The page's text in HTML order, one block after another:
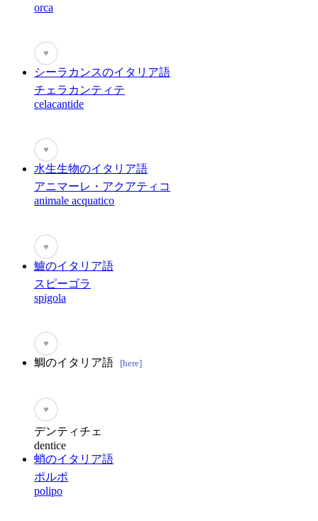
orca
♥
シーラカンスのイタリア語
チェラカンティテ
celacantide
♥
水生生物のイタリア語
アニマーレ・アクアティコ
animale acquatico
♥
鱸のイタリア語
スピーゴラ
spigola
♥
鯛のイタリア語 [here]
♥
デンティチェ
dentice
蛸のイタリア語
ポルポ
polipo